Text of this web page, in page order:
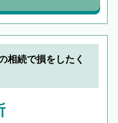
相続で損をしたく